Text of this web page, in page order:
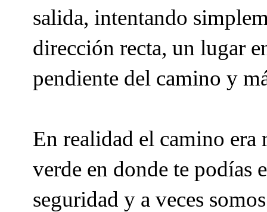
salida, intentando
dirección recta, un lugar
pendiente del camino y
En realidad el camino era
verde en donde te podías
seguridad y a veces